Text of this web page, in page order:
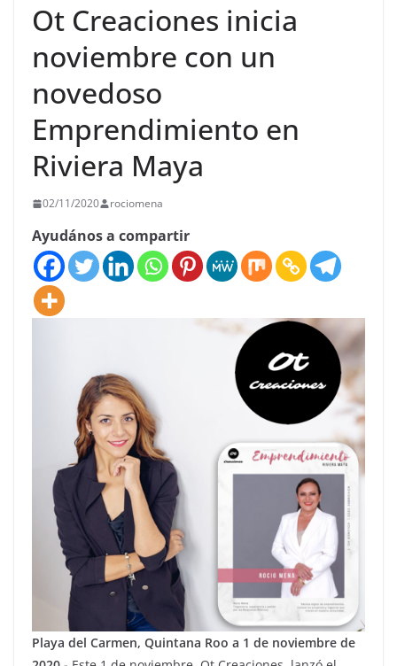
Ot Creaciones inicia
noviembre con un
novedoso
Emprendimiento en
Riviera Maya
02/11/2020 rociomena
Ayudános a compartir
Playa del Carmen, Quintana Roo a 1 de noviembre de